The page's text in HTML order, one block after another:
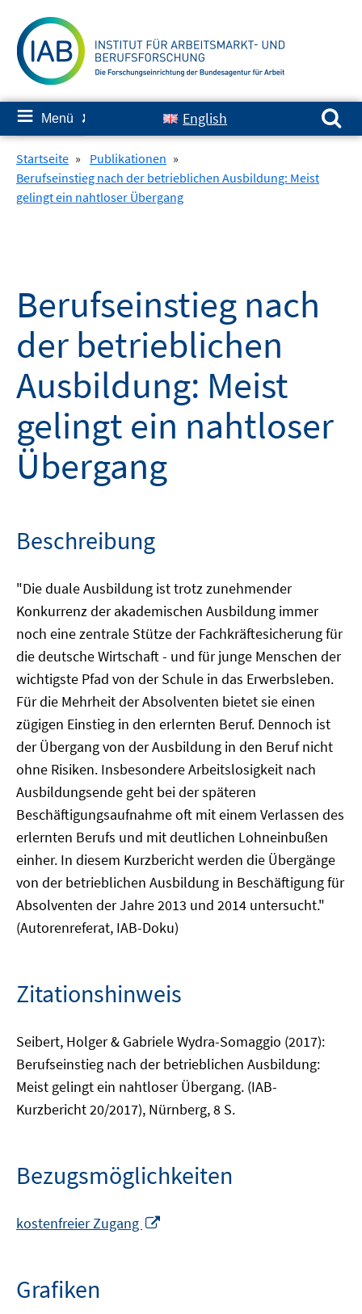
zum
Inhalt
≡ Menü ✘ English
Suchen nach:
Startseite » Publikationen »
Berufseinstieg nach der betrieblichen Ausbildung: Meist
gelingt ein nahtloser Übergang
Berufseinstieg nach
der betrieblichen
Ausbildung: Meist
gelingt ein nahtloser
Übergang
Beschreibung
"Die duale Ausbildung ist trotz zunehmender
Konkurrenz der akademischen Ausbildung immer
noch eine zentrale Stütze der Fachkräftesicherung für
die deutsche Wirtschaft - und für junge Menschen der
wichtigste Pfad von der Schule in das Erwerbsleben.
Für die Mehrheit der Absolventen bietet sie einen
zügigen Einstieg in den erlernten Beruf. Dennoch ist
der Übergang von der Ausbildung in den Beruf nicht
ohne Risiken. Insbesondere Arbeitslosigkeit nach
Ausbildungsende geht bei der späteren
Beschäftigungsaufnahme oft mit einem Verlassen des
erlernten Berufs und mit deutlichen Lohneinbußen
einher. In diesem Kurzbericht werden die Übergänge
von der betrieblichen Ausbildung in Beschäftigung für
Absolventen der Jahre 2013 und 2014 untersucht."
(Autorenreferat, IAB-Doku)
Zitationshinweis
Seibert, Holger & Gabriele Wydra-Somaggio (2017):
Berufseinstieg nach der betrieblichen Ausbildung:
Meist gelingt ein nahtloser Übergang. (IAB-
Kurzbericht 20/2017), Nürnberg, 8 S.
Bezugsmöglichkeiten
kostenfreier Zugang
Grafiken